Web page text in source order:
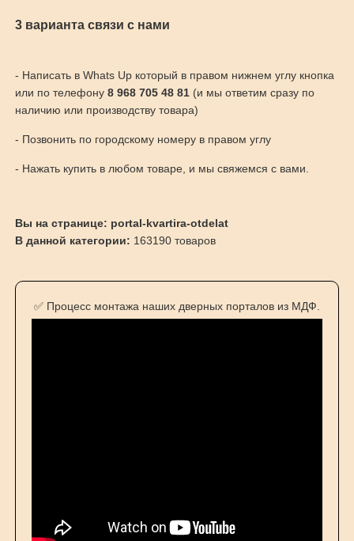
3 варианта связи с нами
- Написать в Whats Up который в правом нижнем углу кнопка
или по телефону 8 968 705 48 81(и мы ответим сразу по
наличию или производству товара)
- Позвонить по городскому номеру в правом углу
- Нажать купить в любом товаре, и мы свяжемся с вами.
Вы на странице: portal-kvartira-otdelat
В данной категории: 163190 товаров
✅ Процесс монтажа наших дверных порталов из МДФ.